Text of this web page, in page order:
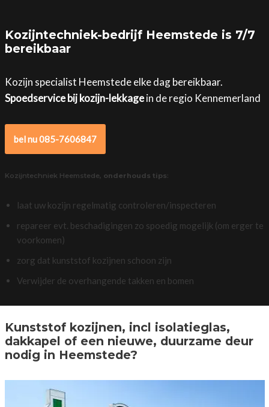
Kozijntechniek-bedrijf Heemstede is 7/7
bereikbaar
Kozijn specialist Heemstede elke dag bereikbaar.
Spoedservice bij kozijn-lekkagein de regio Kennemerland
bel nu 085-7606847
Kozijntechniek Heemstede, onderhouds tips:
laat uw kozijn regelmatig controleren/inspecteren
repareer evt. beschadigingen zo spoedig mogelijk (om erger te
voorkomen)
zorg dat kunststof kozijnen schoon zijn
Verwijder de overhangende takken en bomen
Kunststof kozijnen, incl isolatieglas,
dakkapel of een nieuwe, duurzame deur
nodig in Heemstede?